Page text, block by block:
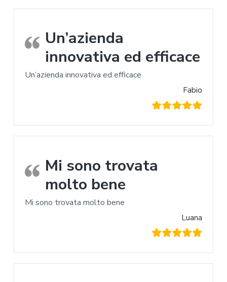
Un’azienda
innovativa ed efficace
Un’azienda innovativa ed efficace
Fabio
Mi sono trovata
molto bene
Mi sono trovata molto bene
Luana